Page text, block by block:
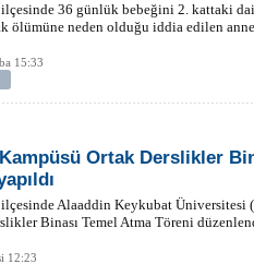
36 günlük bebeğini 2. kattaki
ölümüne neden olduğu iddia edilen
15:33
Ortak Derslikler
Alaaddin Keykubat Üniversitesi
Binası Temel Atma Töreni
12:23